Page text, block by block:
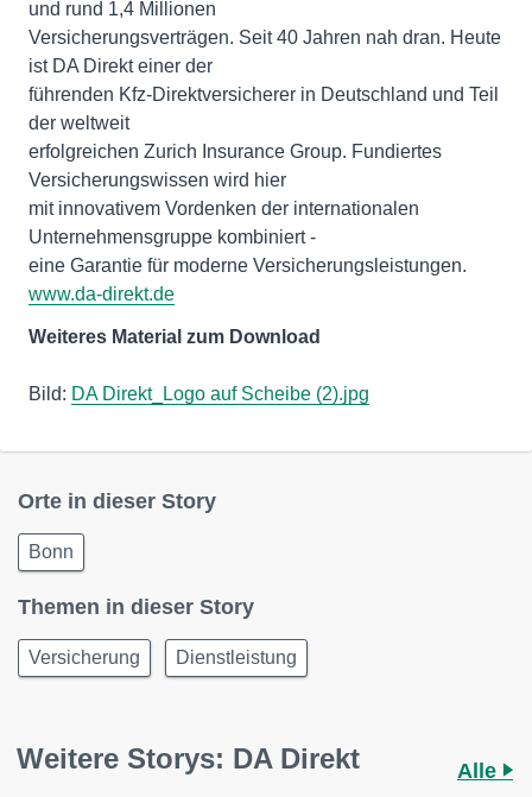
und rund 1,4 Millionen
Versicherungsverträgen. Seit 40 Jahren nah dran. Heute
ist DA Direkt einer der
führenden Kfz-Direktversicherer in Deutschland und Teil
der weltweit
erfolgreichen Zurich Insurance Group. Fundiertes
Versicherungswissen wird hier
mit innovativem Vordenken der internationalen
Unternehmensgruppe kombiniert -
www.da-direkt.de
Weiteres Material zum Download
Bild: DA Direkt_Logo auf Scheibe (2).jpg
Orte in dieser Story
Bonn
Themen in dieser Story
Versicherung Dienstleistung
Weitere Storys: DA Direkt Alle